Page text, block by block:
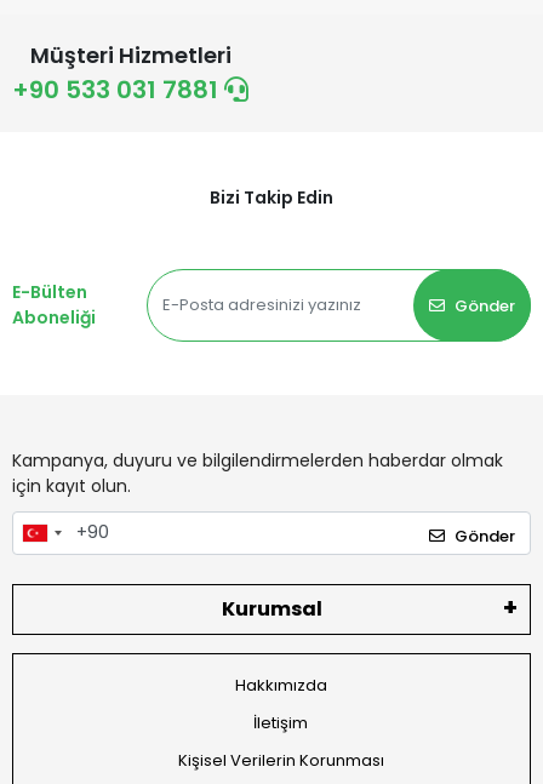
Müşteri Hizmetleri
+90 533 031 7881
Bizi Takip Edin
E-Bülten
Aboneliği
Gönder
Kampanya, duyuru ve bilgilendirmelerden haberdar olmak
için kayıt olun.
Gönder
Kurumsal
Hakkımızda
İletişim
Kişisel Verilerin Korunması